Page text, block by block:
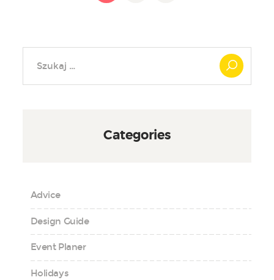
Categories
Advice
Design Guide
Event Planer
Holidays